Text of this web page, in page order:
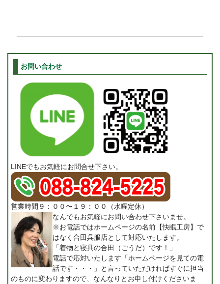
お問い合わせ
LINEでもお気軽にお問合せ下さい。
営業時間９：００〜１９：００（水曜定休）
なんでもお気軽にお問い合わせ下さいませ。
※お電話ではホームページの名前【快眠工房】で
はなく合田呉服店として対応いたします。
「着物と寝具の合田（ごうだ）です！」
電話で応対いたします「ホームページを見ての電
話です・・・」と言っていただければすぐに担当
のものに変わりますので、なんなりとお申し付けくださいま